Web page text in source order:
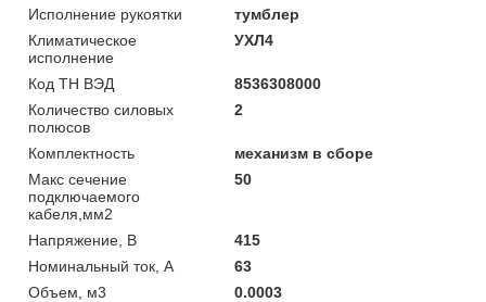
Исполнение рукоятки
тумблер
Климатическое
исполнение
УХЛ4
Код ТН ВЭД
8536308000
Количество силовых
полюсов
2
Комплектность
механизм в сборе
Макс сечение
подключаемого
кабеля,мм2
50
Напряжение, В
415
Номинальный ток, А
63
Объем, м3
0.0003